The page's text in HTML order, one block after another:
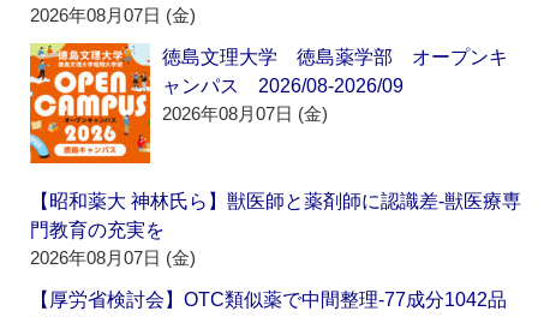
2026年08月07日 (金)
徳島文理大学 徳島薬学部 オープンキ
ャンパス 2026/08-2026/09
2026年08月07日 (金)
【昭和薬大 神林氏ら】獣医師と薬剤師に認識差‐獣医療専
門教育の充実を
2026年08月07日 (金)
【厚労省検討会】OTC類似薬で中間整理‐77成分1042品